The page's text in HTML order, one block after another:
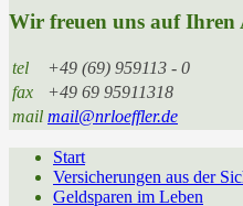
Wir freuen uns auf Ihren
tel
+49 (69) 959113 - 0
fax
+49 69 95911318
mail mail@nrloeffler.de
Start
Versicherungen aus der
Geldsparen im Leben